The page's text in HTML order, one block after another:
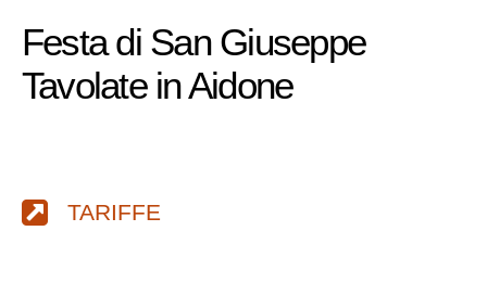
Festa di San Giuseppe
Tavolate in Aidone
TARIFFE